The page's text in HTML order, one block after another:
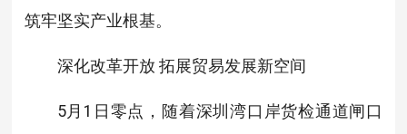
筑牢坚实产业根基。
深化改革开放 拓展贸易发展新空间
5月1日零点，随着深圳湾口岸货检通道闸口